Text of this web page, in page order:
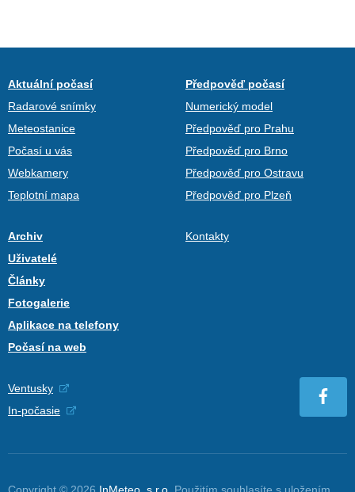
Aktuální počasí
Radarové snímky
Meteostanice
Počasí u vás
Webkamery
Teplotní mapa
Předpověď počasí
Numerický model
Předpověď pro Prahu
Předpověď pro Brno
Předpověď pro Ostravu
Předpověď pro Plzeň
Archiv
Uživatelé
Články
Fotogalerie
Aplikace na telefony
Počasí na web
Kontakty
Ventusky
In-počasie
Copyright © 2026 InMeteo, s.r.o. Použitím souhlasíte s uložením